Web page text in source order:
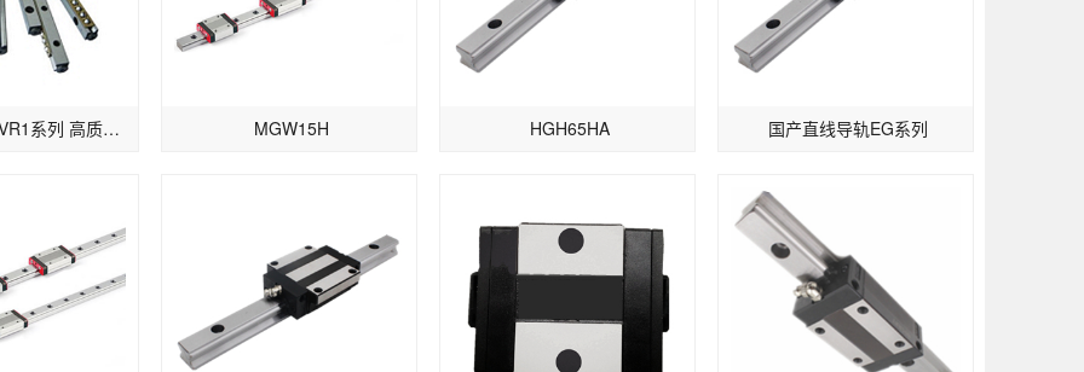
国产交叉导轨VR1系列 高质量滚柱导轨 MGW15H HGH65HA 国产直线导轨EG系列